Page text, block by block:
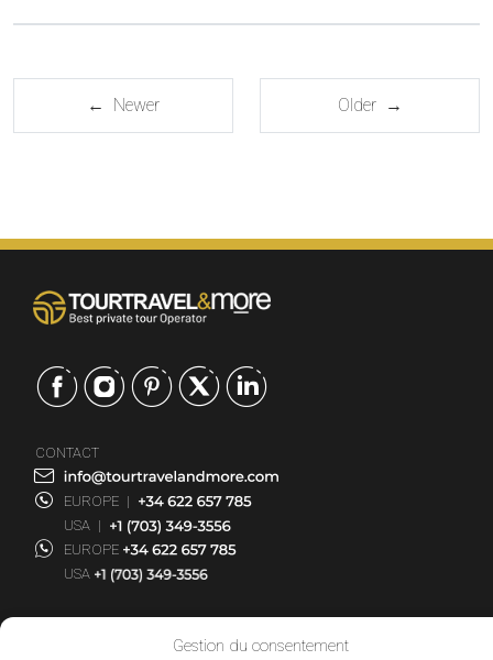
Gestion du consentement
← Newer Older →
CONTACT
EUROPE |
USA |
EUROPE
USA